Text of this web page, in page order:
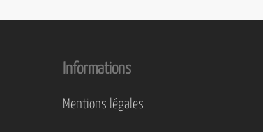
Informations
Mentions légales